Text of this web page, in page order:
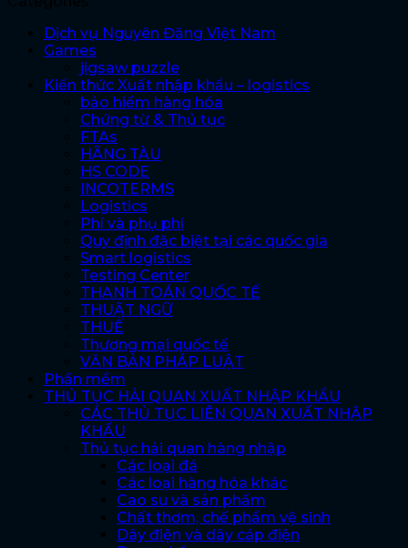
Dịch vụ Nguyên Đăng Việt Nam
Games
jigsaw puzzle
Kiến thức Xuất nhập khẩu – logistics
bảo hiểm hàng hóa
Chứng từ & Thủ tục
FTAs
HÃNG TÀU
HS CODE
INCOTERMS
Logistics
Phí và phụ phí
Quy định đặc biệt tại các quốc gia
Smart logistics
Testing Center
THANH TOÁN QUỐC TẾ
THUẬT NGỮ
THUẾ
Thương mại quốc tế
VĂN BẢN PHÁP LUẬT
Phần mềm
THỦ TỤC HẢI QUAN XUẤT NHẬP KHẨU
CÁC THỦ TỤC LIÊN QUAN XUẤT NHẬP
KHẨU
Thủ tục hải quan hàng nhập
Các loại đá
Các loại hàng hóa khác
Cao su và sản phẩm
Chất thơm, chế phẩm vệ sinh
Dây điện và dây cáp điện